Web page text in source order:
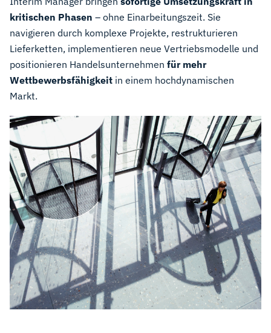
kritischen Phasen – ohne Einarbeitungszeit. Sie
navigieren durch komplexe Projekte, restrukturieren
Lieferketten, implementieren neue Vertriebsmodelle und
positionieren Handelsunternehmen für mehr
Wettbewerbsfähigkeit in einem hochdynamischen
Markt.